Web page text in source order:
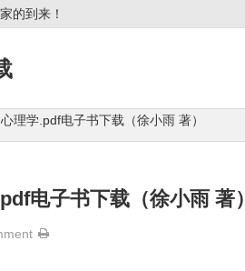
的到来！
理学.pdf电子书下载（徐小雨 著）
电子书下载（徐小雨 著）